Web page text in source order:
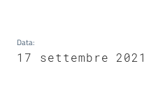
Progetti
Data:
17 settembre 2021